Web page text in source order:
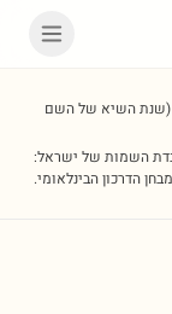
(שנת השיא של השם
השמות של ישראל:
הדרכון הבינלאומי.